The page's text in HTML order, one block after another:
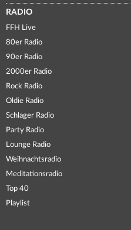
RADIO
FFH Live
80er Radio
90er Radio
2000er Radio
Rock Radio
Oldie Radio
Schlager Radio
Party Radio
Lounge Radio
Weihnachtsradio
Meditationsradio
Top 40
Playlist